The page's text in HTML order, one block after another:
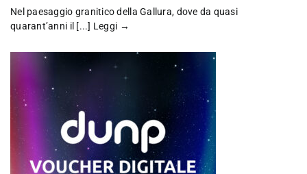
Nel paesaggio granitico della Gallura, dove da quasi
quarant’anni il [...] Leggi →